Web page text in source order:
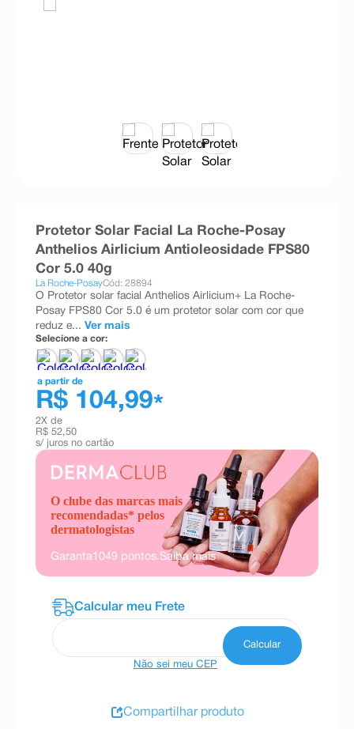
Protetor Solar Facial La Roche-Posay
Anthelios Airlicium Antioleosidade FPS80
Cor 5.0 40g
La Roche-PosayCód: 28894
O Protetor solar facial Anthelios Airlicium+ La Roche-
Posay FPS80 Cor 5.0 é um protetor solar com cor que
reduz e... Ver mais
Selecione a cor:
a partir de
R$ 104,99*
2X de
R$ 52,50
s/ juros no cartão
O clube das marcas mais
recomendadas* pelos
dermatologistas
Garanta1049 pontos.Saiba mais
Não sei meu CEP
Compartilhar produto